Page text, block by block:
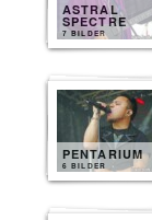
ASTRAL
SPECTRE
7 BILDER
PENTARIUM
6 BILDER